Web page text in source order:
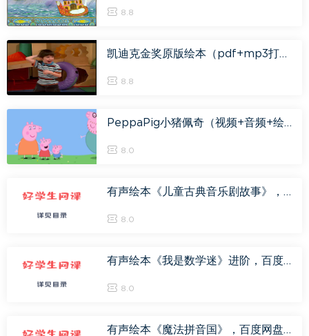
8.8
凯迪克金奖原版绘本（pdf+mp3打包），百度网盘(1.71G)
8.8
PeppaPig小猪佩奇（视频+音频+绘本+素材）英文版 (37.81G)
8.0
有声绘本《儿童古典音乐剧故事》，百度网盘(179.11M)
8.0
有声绘本《我是数学迷》进阶，百度网盘(28.51M)
8.0
有声绘本《魔法拼音国》，百度网盘(17.83M)